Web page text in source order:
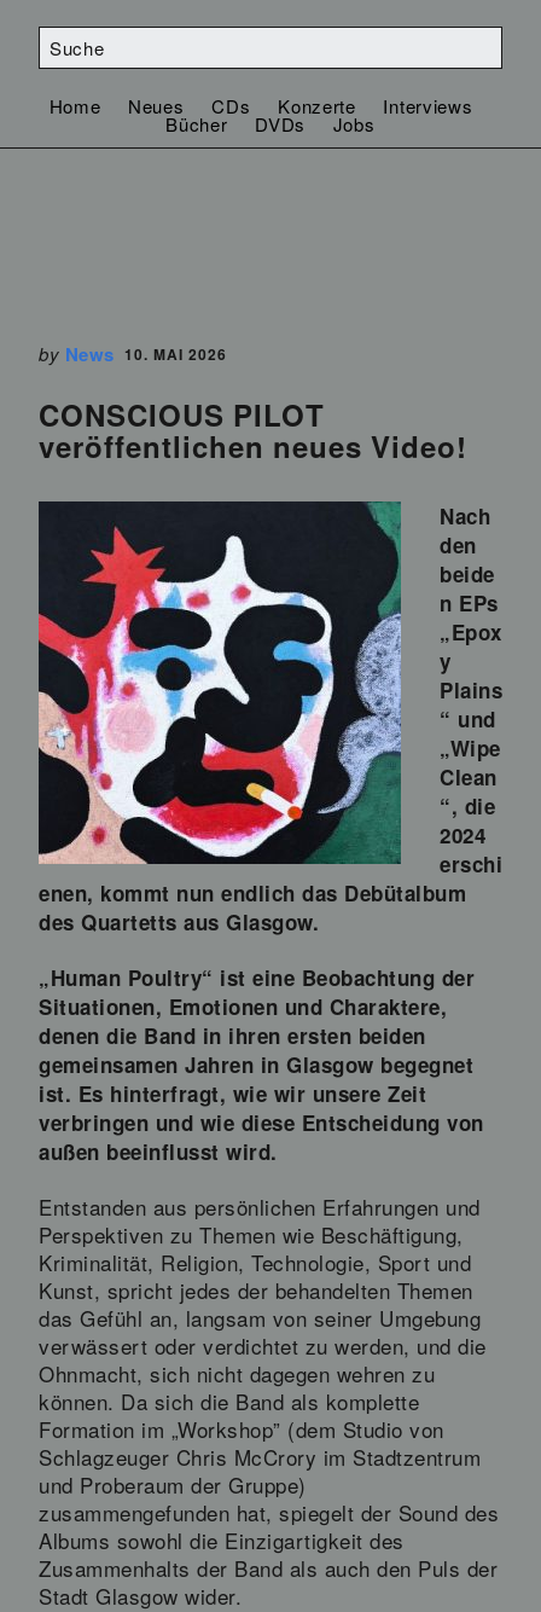
Home Neues CDs Konzerte Interviews
Bücher DVDs Jobs
by News 10. MAI 2026
CONSCIOUS PILOT
veröffentlichen neues Video!
Nach
den
beide
n EPs
„Epox
y
Plains
“ und
„Wipe
Clean
“, die
2024
erschi
enen, kommt nun endlich das Debütalbum
des Quartetts aus Glasgow.
„Human Poultry“ ist eine Beobachtung der
Situationen, Emotionen und Charaktere,
denen die Band in ihren ersten beiden
gemeinsamen Jahren in Glasgow begegnet
ist. Es hinterfragt, wie wir unsere Zeit
verbringen und wie diese Entscheidung von
außen beeinflusst wird.
Entstanden aus persönlichen Erfahrungen und
Perspektiven zu Themen wie Beschäftigung,
Kriminalität, Religion, Technologie, Sport und
Kunst, spricht jedes der behandelten Themen
das Gefühl an, langsam von seiner Umgebung
verwässert oder verdichtet zu werden, und die
Ohnmacht, sich nicht dagegen wehren zu
können. Da sich die Band als komplette
Formation im „Workshop” (dem Studio von
Schlagzeuger Chris McCrory im Stadtzentrum
und Proberaum der Gruppe)
zusammengefunden hat, spiegelt der Sound des
Albums sowohl die Einzigartigkeit des
Zusammenhalts der Band als auch den Puls der
Stadt Glasgow wider.